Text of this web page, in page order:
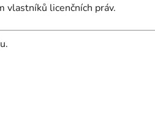
vlastníků licenčních práv.